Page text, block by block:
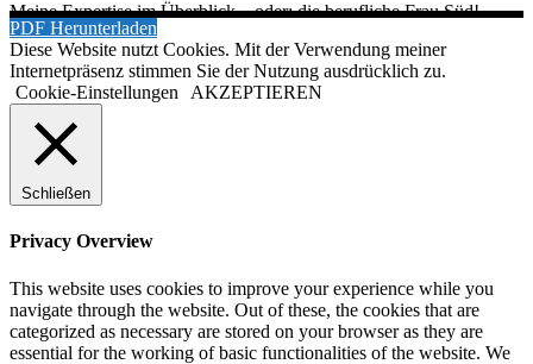
Meine Expertise im Überblick – oder: die berufliche Frau Süd!
PDF Herunterladen
Diese Website nutzt Cookies. Mit der Verwendung meiner
Internetpräsenz stimmen Sie der Nutzung ausdrücklich zu.
Cookie-Einstellungen
AKZEPTIEREN
Schließen
Privacy Overview
This website uses cookies to improve your experience while you
navigate through the website. Out of these, the cookies that are
categorized as necessary are stored on your browser as they are
essential for the working of basic functionalities of the website. We